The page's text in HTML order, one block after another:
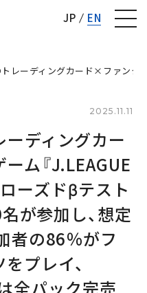
JP EN
レーディングカード×ファンタ
2025.11.11
ディングカー
ム『J.LEAGUE
ローズドβテスト
が参加し、想定
者の86％がフ
プレイ、